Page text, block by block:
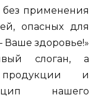
применения
опасных для
Ваше здоровье!»
слоган, а
продукции и
нашего